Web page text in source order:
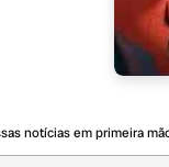
notícias em primeira